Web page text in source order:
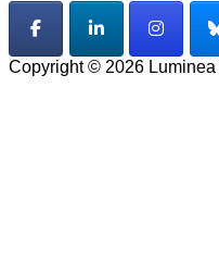
Copyright © 2026 Luminea